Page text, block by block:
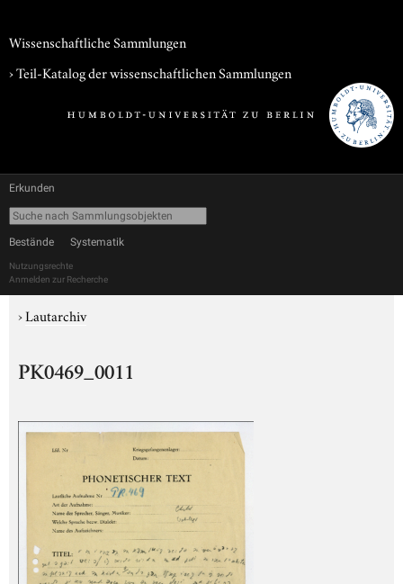
Wissenschaftliche Sammlungen
› Teil-Katalog der wissenschaftlichen Sammlungen
Erkunden
Bestände Systematik
Nutzungsrechte
Anmelden zur Recherche
›Lautarchiv
PK0469_0011